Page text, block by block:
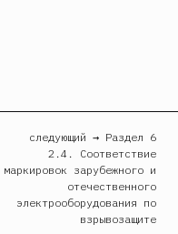
следующий → Раздел 6
2.4. Соответствие
маркировок зарубежного и
отечественного
электрооборудования по
взрывозащите